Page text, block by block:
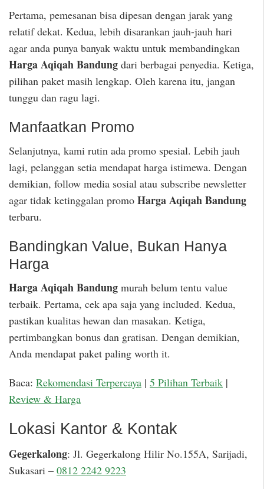
Pertama, pemesanan bisa dipesan dengan jarak yang
relatif dekat. Kedua, lebih disarankan jauh-jauh hari
agar anda punya banyak waktu untuk membandingkan
Harga Aqiqah Bandung dari berbagai penyedia. Ketiga,
pilihan paket masih lengkap. Oleh karena itu, jangan
tunggu dan ragu lagi.
Manfaatkan Promo
Selanjutnya, kami rutin ada promo spesial. Lebih jauh
lagi, pelanggan setia mendapat harga istimewa. Dengan
demikian, follow media sosial atau subscribe newsletter
agar tidak ketinggalan promo Harga Aqiqah Bandung
terbaru.
Bandingkan Value, Bukan Hanya
Harga
Harga Aqiqah Bandung murah belum tentu value
terbaik. Pertama, cek apa saja yang included. Kedua,
pastikan kualitas hewan dan masakan. Ketiga,
pertimbangkan bonus dan gratisan. Dengan demikian,
Anda mendapat paket paling worth it.
Baca: Rekomendasi Terpercaya | 5 Pilihan Terbaik |
Review & Harga
Lokasi Kantor & Kontak
Gegerkalong: Jl. Gegerkalong Hilir No.155A, Sarijadi,
Sukasari – 0812 2242 9223